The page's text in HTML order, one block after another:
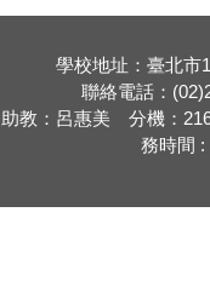
學校地址：臺北市
聯絡電話：
助教：呂惠美 分機：
務時間 :